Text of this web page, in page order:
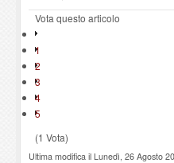
Vota questo articolo
1
2
3
4
5
(1 Vota)
Ultima modifica il Lunedì, 26 Agosto